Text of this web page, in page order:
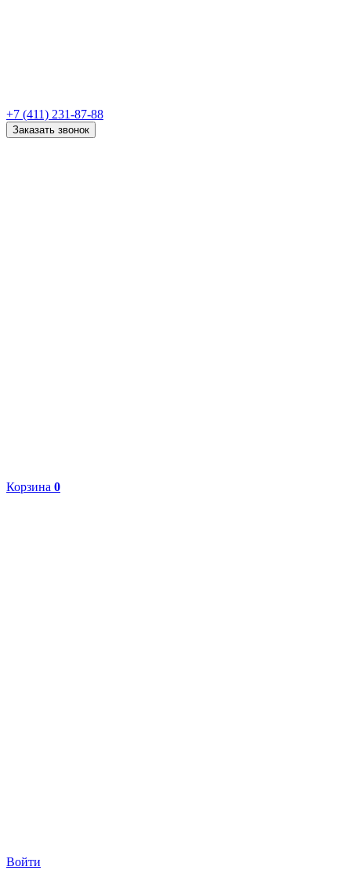
+7 (411) 231-87-88
Заказать звонок
Корзина 0
Войти